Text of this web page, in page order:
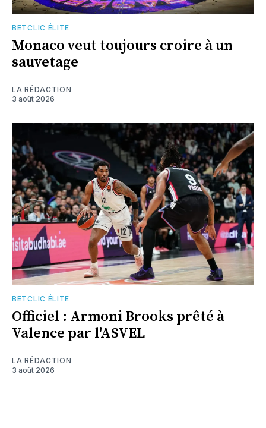
BETCLIC ÉLITE
Monaco veut toujours croire à un
sauvetage
LA RÉDACTION
3 août 2026
BETCLIC ÉLITE
Officiel : Armoni Brooks prêté à
Valence par l'ASVEL
LA RÉDACTION
3 août 2026